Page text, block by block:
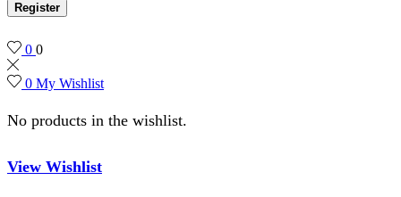
Register
0 0
0 My Wishlist
No products in the wishlist.
View Wishlist